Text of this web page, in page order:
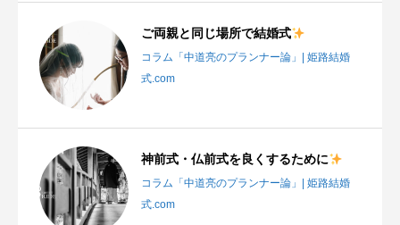
ご両親と同じ場所で結婚式
コラム「中道亮のプランナー論」| 姫路結婚
式.com
神前式・仏前式を良くするために
コラム「中道亮のプランナー論」| 姫路結婚
式.com